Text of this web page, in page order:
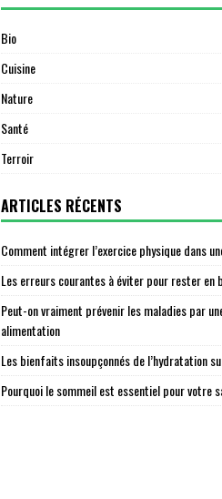
Bio
Cuisine
Nature
Santé
Terroir
ARTICLES RÉCENTS
Comment intégrer l’exercice physique dans
Les erreurs courantes à éviter pour rester en
Peut-on vraiment prévenir les maladies par
alimentation
Les bienfaits insoupçonnés de l’hydratation
Pourquoi le sommeil est essentiel pour votre